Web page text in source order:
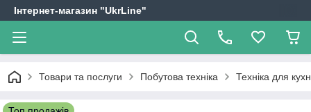
Інтернет-магазин "UkrLine"
Товари та послуги Побутова техніка Техніка для